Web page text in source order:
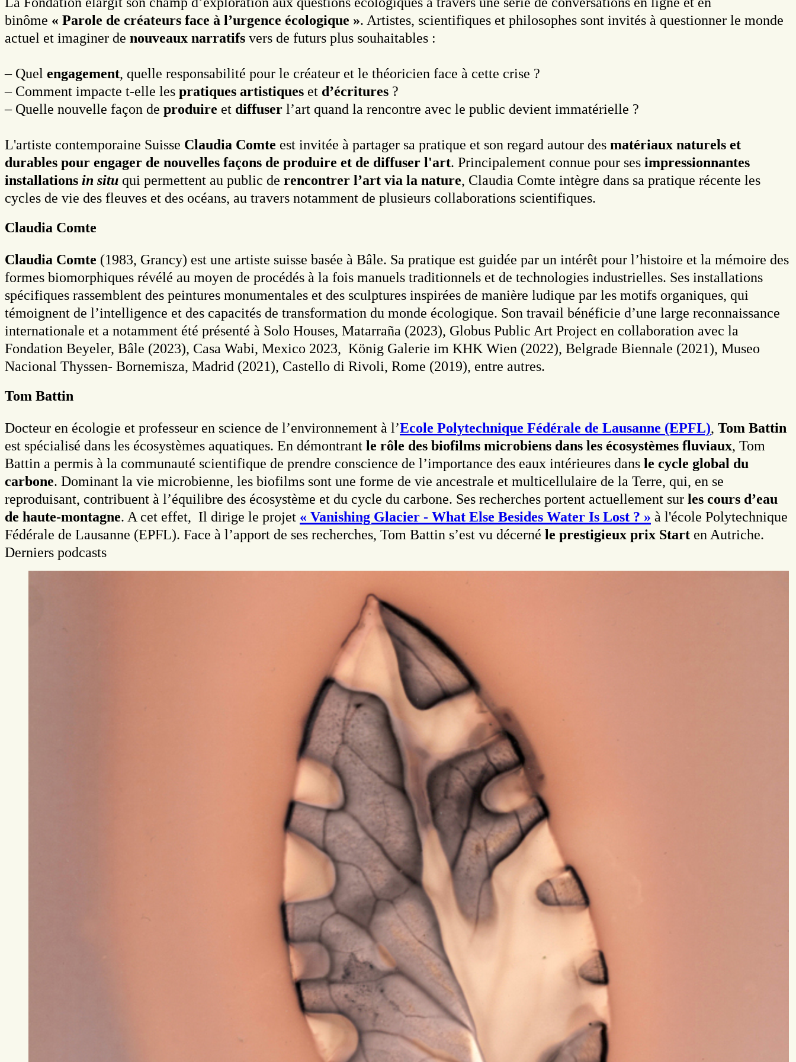
binôme « Parole de créateurs face à l’urgence écologique ». Artistes, scientifiques et philosophes sont invités à questionner le monde
actuel et imaginer de nouveaux narratifs vers de futurs plus souhaitables :
– Quel engagement, quelle responsabilité pour le créateur et le théoricien face à cette crise ?
– Comment impacte t-elle les pratiques artistiques et d’écritures ?
– Quelle nouvelle façon de produire et diffuser l’art quand la rencontre avec le public devient immatérielle ?
L'artiste contemporaine Suisse Claudia Comte est invitée à partager sa pratique et son regard autour des matériaux naturels et
durables pour engager de nouvelles façons de produire et de diffuser l'art. Principalement connue pour ses impressionnantes
installations in situ qui permettent au public de rencontrer l’art via la nature, Claudia Comte intègre dans sa pratique récente les
cycles de vie des fleuves et des océans, au travers notamment de plusieurs collaborations scientifiques.
Claudia Comte
Claudia Comte (1983, Grancy) est une artiste suisse basée à Bâle. Sa pratique est guidée par un intérêt pour l’histoire et la mémoire des
formes biomorphiques révélé au moyen de procédés à la fois manuels traditionnels et de technologies industrielles. Ses installations
spécifiques rassemblent des peintures monumentales et des sculptures inspirées de manière ludique par les motifs organiques, qui
témoignent de l’intelligence et des capacités de transformation du monde écologique. Son travail bénéficie d’une large reconnaissance
internationale et a notamment été présenté à Solo Houses, Matarraña (2023), Globus Public Art Project en collaboration avec la
Fondation Beyeler, Bâle (2023), Casa Wabi, Mexico 2023, König Galerie im KHK Wien (2022), Belgrade Biennale (2021), Museo
Nacional Thyssen- Bornemisza, Madrid (2021), Castello di Rivoli, Rome (2019), entre autres.
Tom Battin
Docteur en écologie et professeur en science de l’environnement à l’Ecole Polytechnique Fédérale de Lausanne (EPFL), Tom Battin
est spécialisé dans les écosystèmes aquatiques. En démontrant le rôle des biofilms microbiens dans les écosystèmes fluviaux, Tom
Battin a permis à la communauté scientifique de prendre conscience de l’importance des eaux intérieures dans le cycle global du
carbone. Dominant la vie microbienne, les biofilms sont une forme de vie ancestrale et multicellulaire de la Terre, qui, en se
reproduisant, contribuent à l’équilibre des écosystème et du cycle du carbone. Ses recherches portent actuellement sur les cours d’eau
de haute-montagne. A cet effet, Il dirige le projet « Vanishing Glacier - What Else Besides Water Is Lost ? » à l'école Polytechnique
Fédérale de Lausanne (EPFL). Face à l’apport de ses recherches, Tom Battin s’est vu décerné le prestigieux prix Start en Autriche.
Derniers podcasts